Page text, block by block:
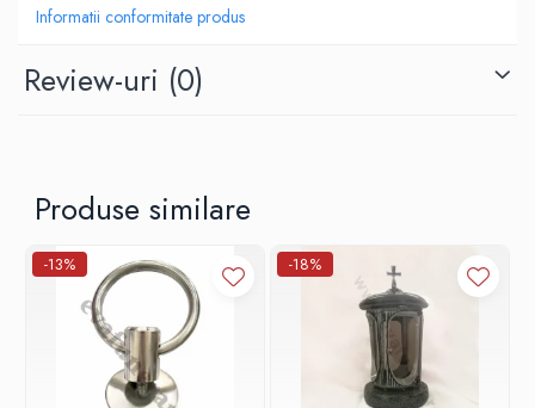
Informatii conformitate produs
Review-uri (0)
Produse similare
-13% -18%